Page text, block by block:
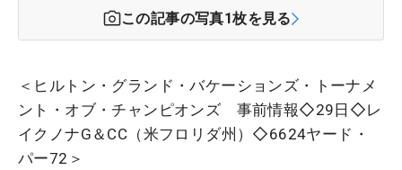
この記事の写真1枚を見る
＜ヒルトン・グランド・バケーションズ・トーナメ
ント・オブ・チャンピオンズ 事前情報◇29日◇レ
イクノナG＆CC（米フロリダ州）◇6624ヤード・
パー72＞